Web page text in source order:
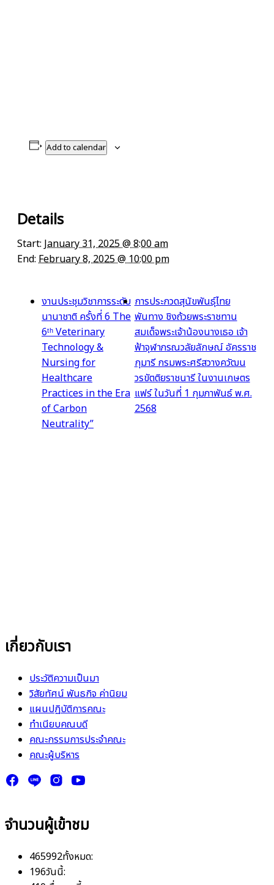
Add to calendar
Details
Start: January 31, 2025 @ 8:00 am
End: February 8, 2025 @ 10:00 pm
งานประชุมวิชาการระดับ
นานาชาติ ครั้งที่ 6 The
6ᵗʰ Veterinary
Technology &
Nursing for
Healthcare
Practices in the Era
of Carbon
Neutrality”
การประกวดสุนัขพันธุ์ไทย
พันทาง ชิงถ้วยพระราชทาน
สมเด็จพระเจ้าน้องนางเธอ เจ้า
ฟ้าจุฬาภรณวลัยลักษณ์ อัครราช
กุมารี กรมพระศรีสวางควัฒน
วรขัตติยราชนารี ในงานเกษตร
แฟร์ ในวันที่ 1 กุมภาพันธ์ พ.ศ.
2568
เกี่ยวกับเรา
ประวัติความเป็นมา
วิสัยทัศน์ พันธกิจ ค่านิยม
แผนปฏิบัติการคณะ
ทำเนียบคณบดี
คณะกรรมการประจำคณะ
คณะผู้บริหาร
จำนวนผู้เข้าชม
465992ทั้งหมด:
196วันนี้: